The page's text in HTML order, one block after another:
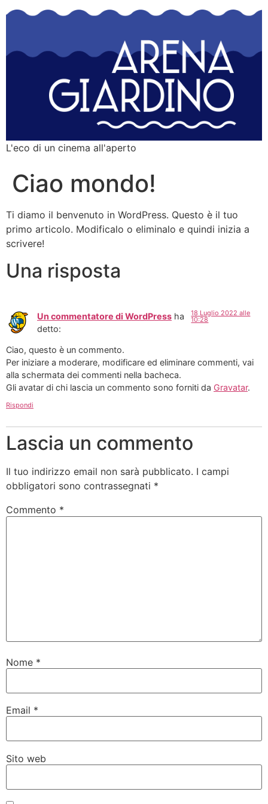
L'eco di un cinema all'aperto
Ciao mondo!
Ti diamo il benvenuto in WordPress. Questo è il tuo
primo articolo. Modificalo o eliminalo e quindi inizia a
scrivere!
Una risposta
Un commentatore di WordPress ha
detto:
18 Luglio 2022 alle
10:28
Ciao, questo è un commento.
Per iniziare a moderare, modificare ed eliminare commenti, vai
alla schermata dei commenti nella bacheca.
Gli avatar di chi lascia un commento sono forniti da Gravatar.
Rispondi
Lascia un commento
Il tuo indirizzo email non sarà pubblicato. I campi
obbligatori sono contrassegnati *
Commento *
Nome *
Email *
Sito web